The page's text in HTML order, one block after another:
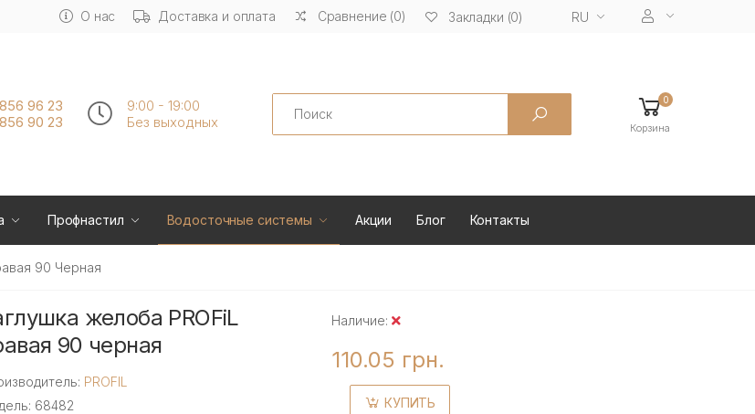
О нас Доставка и оплата Сравнение (0) Закладки (0) RU
96 23
90 23
9:00 - 19:00
Без выходных
Search 0
Корзина
Профнастил Водосточные системы Акции Блог Контакты
90 Черная
желоба PROFiL
90 черная
PROFIL
68482
Наличие:
110.05 грн.
КУПИТЬ